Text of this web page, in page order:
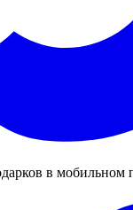
в мобильном